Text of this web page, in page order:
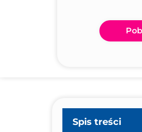
Spis treści